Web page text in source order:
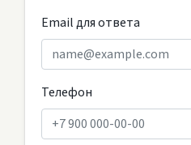
Email для ответа
Телефон